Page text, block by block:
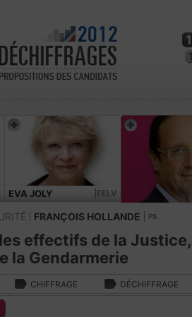
EVA JOLY |EELV
FRANÇOIS HOLLANDE PS
effectifs de la
la Gendarmerie
CHIFFRAGE DÉCHIFFRAGE